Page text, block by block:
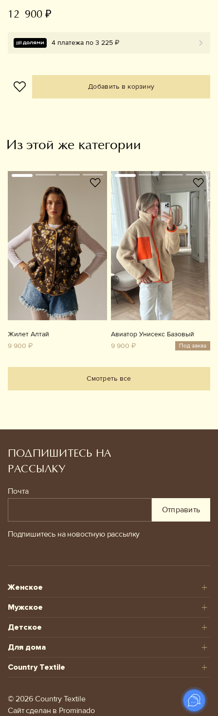
12 900 ₽
4 платежа по 3 225 ₽
Добавить в корзину
Из этой же категории
Жилет Алтай
9 900 ₽
Авиатор Унисекс Базовый
9 900 ₽
Под заказ
Смотреть все
ПОДПИШИТЕСЬ НА
РАССЫЛКУ
Почта
Отправить
Подпишитесь на новостную рассылку
Женское
Мужское
Детское
Для дома
Country Textile
© 2026 Сountry Textile
Сайт сделан в Prominado